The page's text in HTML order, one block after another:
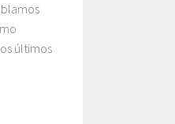
últimos